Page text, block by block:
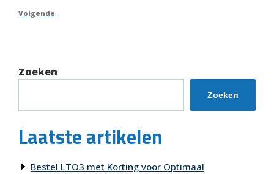
Volgend
Volgende
Zoeken
Zoeken
Laatste artikelen
Bestel LTO3 met Korting voor Optimaal